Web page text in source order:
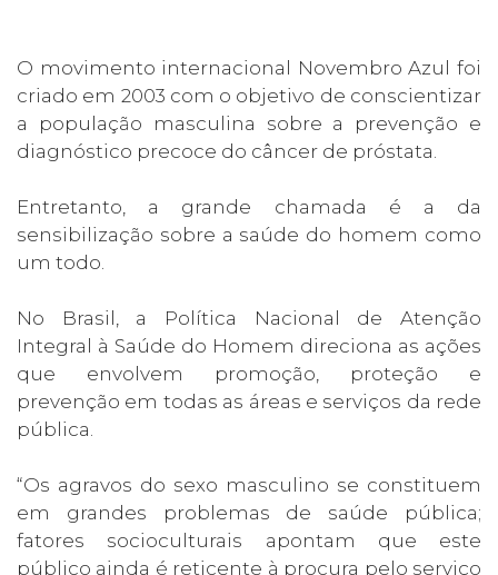
O movimento internacional Novembro Azul foi
criado em 2003 com o objetivo de conscientizar
a população masculina sobre a prevenção e
diagnóstico precoce do câncer de próstata.
Entretanto, a grande chamada é a da
sensibilização sobre a saúde do homem como
um todo.
No Brasil, a Política Nacional de Atenção
Integral à Saúde do Homem direciona as ações
que envolvem promoção, proteção e
prevenção em todas as áreas e serviços da rede
pública.
“Os agravos do sexo masculino se constituem
em grandes problemas de saúde pública;
fatores socioculturais apontam que este
público ainda é reticente à procura pelo serviço